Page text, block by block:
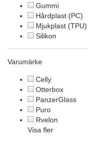
Gummi
Hårdplast (PC)
Mjukplast (TPU)
Silikon
Varumärke
Celly
Otterbox
PanzerGlass
Puro
Rvelon
Visa fler